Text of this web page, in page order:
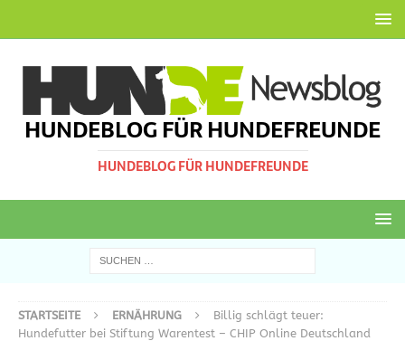
HUNDEBLOG FÜR HUNDEFREUNDE
HUNDEBLOG FÜR HUNDEFREUNDE
STARTSEITE ERNÄHRUNG
Billig schlägt teuer:
Hundefutter bei Stiftung Warentest – CHIP Online Deutschland